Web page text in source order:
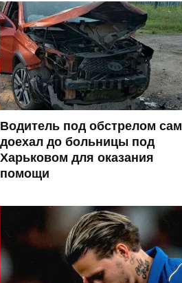
Водитель под обстрелом сам
доехал до больницы под
Харьковом для оказания
помощи